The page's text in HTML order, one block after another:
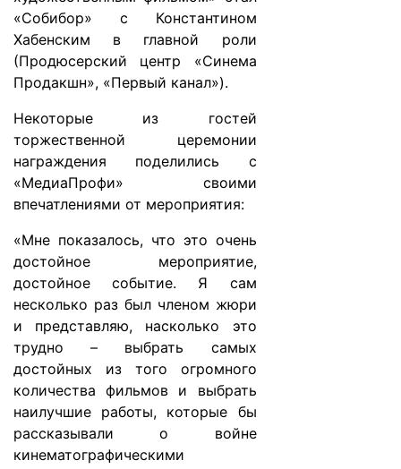
«Собибор» с Константином
Хабенским в главной роли
(Продюсерский центр «Синема
Продакшн», «Первый канал»).
Некоторые из гостей
торжественной церемонии
награждения поделились с
«МедиаПрофи» своими
впечатлениями от мероприятия:
«Мне показалось, что это очень
достойное мероприятие,
достойное событие. Я сам
несколько раз был членом жюри
и представляю, насколько это
трудно – выбрать самых
достойных из того огромного
количества фильмов и выбрать
наилучшие работы, которые бы
рассказывали о войне
кинематографическими